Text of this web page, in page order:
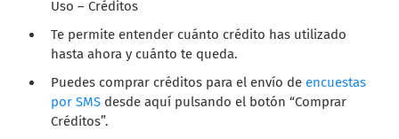
Uso – Créditos
Te permite entender cuánto crédito has utilizado
hasta ahora y cuánto te queda.
Puedes comprar créditos para el envío de encuestas
por SMS desde aquí pulsando el botón “Comprar
Créditos”.